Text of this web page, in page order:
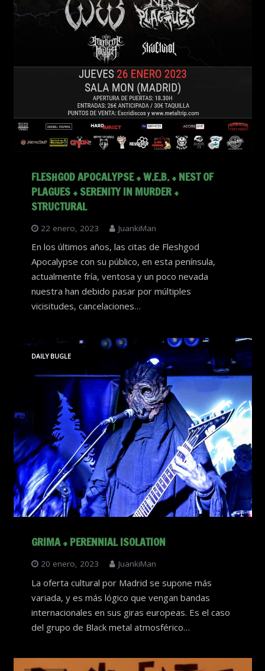
FLESHGOD APOCALYPSE + W.E.B. + NEST OF
PLAGUES + SERENITY IN MURDER +
STRUCTURAL
22 enero, 2023 JuankiMan
En los últimos años, las citas de Fleshgod
Apocalypse con su público, en esta península,
actualmente fría, ventosa y un poco nevada
nuestra han debido pasar por múltiples
vicisitudes, cancelaciones…
GRIMA + PERENNIAL ISOLATION
20 enero, 2023 JuankiMan
DAILY BUGLE
La oferta cultural por Madrid se supone más
variada, y es más lógico que vengan bandas
internacionales en sus giras europeas. Es el caso
del grupo de Black metal atmosférico…